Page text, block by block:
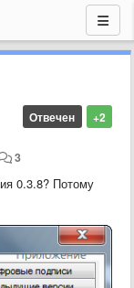
+2
Отвечен
3
0.3.8? Потому